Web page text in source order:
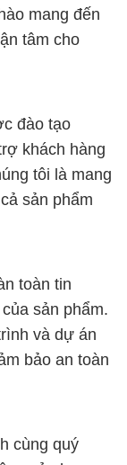
mang đến
tâm cho
đào tạo
khách hàng
tôi là mang
sản phẩm
toàn tin
sản phẩm.
và dự án
bảo an toàn
cùng quý